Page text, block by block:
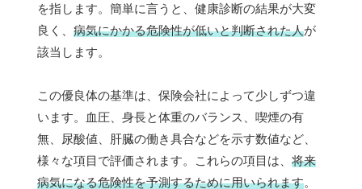
を指します。簡単に言うと、健康診断の結果が大変
良く、 病気にかかる危険性が低いと判断された人が
該当します。
この優良体の基準は、保険会社によって少しずつ違
います。血圧、身長と体重のバランス、喫煙の有
無、尿酸値、肝臓の働き具合などを示す数値など、
様々な項目で評価されます。これらの項目は、 将来
病気になる危険性を予測するために用いられます。